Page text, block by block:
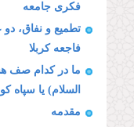
فكرى جامعه
تطمیع و نفاق،
فاجعه كربلا
ما در كدام صف
السلام) یا سپاه
مقدمه